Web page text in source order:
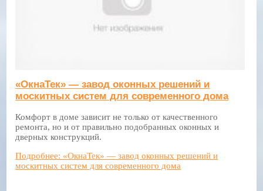
«ОкнаТек» — завод оконных решений и
москитных систем для современного дома
Комфорт в доме зависит не только от качественного
ремонта, но и от правильно подобранных оконных и
дверных конструкций.
Подробнее: «ОкнаТек» — завод оконных решений и
москитных систем для современного дома